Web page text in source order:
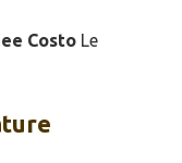
Costo Le